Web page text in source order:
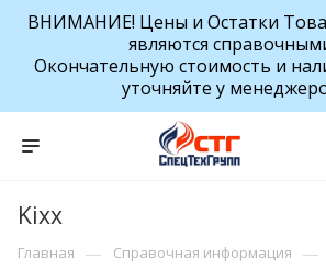
ВНИМАНИЕ! Цены и Остатки
являются
Окончательную стоимость и
уточняйте у
Kixx
Главная — Справочная информация —